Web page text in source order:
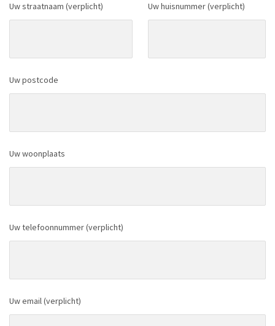
Uw straatnaam (verplicht) Uw huisnummer (verplicht)
Uw postcode
Uw woonplaats
Uw telefoonnummer (verplicht)
Uw email (verplicht)